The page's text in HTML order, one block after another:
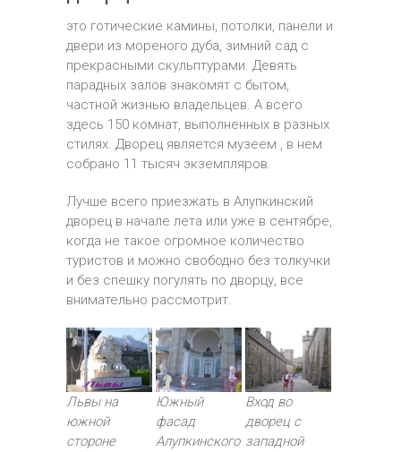
это готические камины, потолки, панели и
двери из мореного дуба, зимний сад с
прекрасными скульптурами. Девять
парадных залов знакомят с бытом,
частной жизнью владельцев. А всего
здесь 150 комнат, выполненных в разных
стилях. Дворец является музеем , в нем
собрано 11 тысяч экземпляров.
Лучше всего приезжать в Алупкинский
дворец в начале лета или уже в сентябре,
когда не такое огромное количество
туристов и можно свободно без толкучки
и без спешку погулять по дворцу, все
внимательно рассмотрит.
Львы на
южной
стороне
Южный
фасад
Алупкинского
Вход во
дворец с
западной